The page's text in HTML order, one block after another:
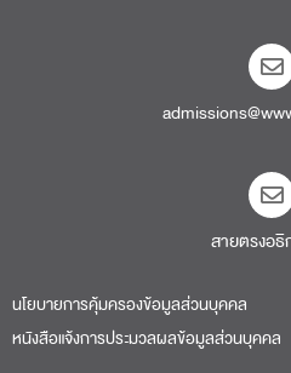
สายตรงอ
นโยบายการคุ้มครองข้อมูลส่วนบุคคล
หนังสือแจ้งการประมวลผลข้อมูลส่วนบุคคล